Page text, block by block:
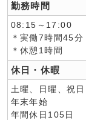
勤務時間
08:15～17:00
＊実働7時間45分
＊休憩1時間
休日・休暇
土曜、日曜、祝日
年末年始
年間休日105日